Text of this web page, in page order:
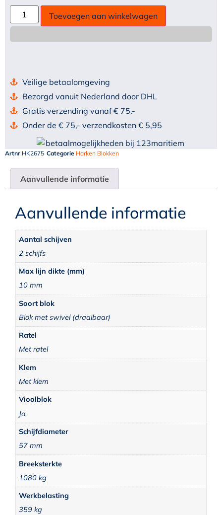
Toevoegen aan winkelwagen
Veilige betaalomgeving
Bezorgd vanuit Nederland door DHL
Gratis verzending vanaf € 75.-
Onder de € 75,- verzendkosten € 5,95
Artnr HK2675 Categorie Harken Blokken
Aanvullende informatie
Aanvullende informatie
Aantal schijven
2 schijfs
Max lijn dikte (mm)
10 mm
Soort blok
Blok met swivel (draaibaar)
Ratel
Met ratel
Klem
Met klem
Vioolblok
Ja
Schijfdiameter
57 mm
Breeksterkte
1080 kg
Werkbelasting
359 kg